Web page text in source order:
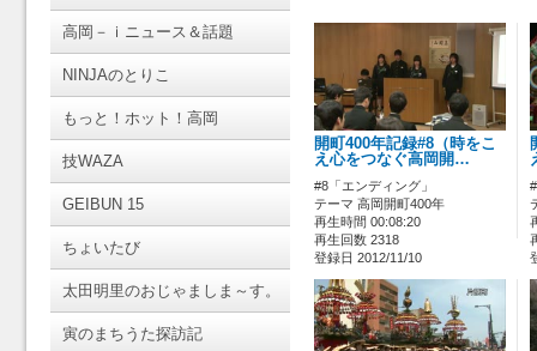
高岡－ｉニュース＆話題
NINJAのとりこ
もっと！ホット！高岡
技WAZA
GEIBUN 15
ちょいたび
太田明里のおじゃましま～す。
寅のまちうた探訪記
開町400年記録#8（時をこ
え心をつなぐ高岡開…
#8「エンディング」
テーマ 高岡開町400年
再生時間 00:08:20
再生回数 2318
登録日 2012/11/10